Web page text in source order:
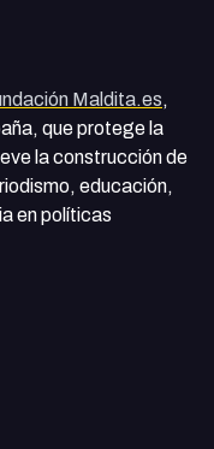
Maldita.es,
que protege la
la construcción de
educación,
en políticas